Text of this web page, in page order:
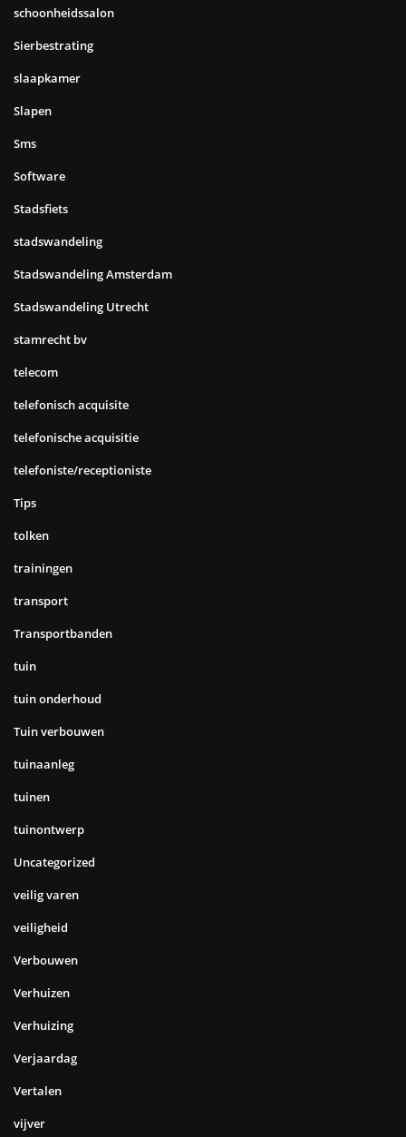
schoonheidssalon
Sierbestrating
slaapkamer
Slapen
Sms
Software
Stadsfiets
stadswandeling
Stadswandeling Amsterdam
Stadswandeling Utrecht
stamrecht bv
telecom
telefonisch acquisite
telefonische acquisitie
telefoniste/receptioniste
Tips
tolken
trainingen
transport
Transportbanden
tuin
tuin onderhoud
Tuin verbouwen
tuinaanleg
tuinen
tuinontwerp
Uncategorized
veilig varen
veiligheid
Verbouwen
Verhuizen
Verhuizing
Verjaardag
Vertalen
vijver